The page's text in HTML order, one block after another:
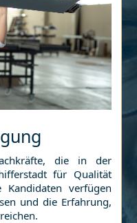
die in der
für Qualität
Kandidaten verfügen
und die Erfahrung,